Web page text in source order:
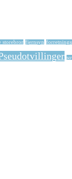
storebror fjernsyn